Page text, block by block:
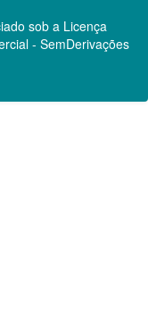
sob a Licença
- SemDerivações